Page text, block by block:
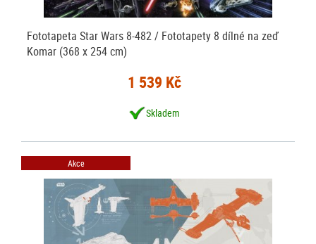
Fototapeta Star Wars 8-482 / Fototapety 8 dílné na zeď
Komar (368 x 254 cm)
1 539 Kč
Skladem
Akce